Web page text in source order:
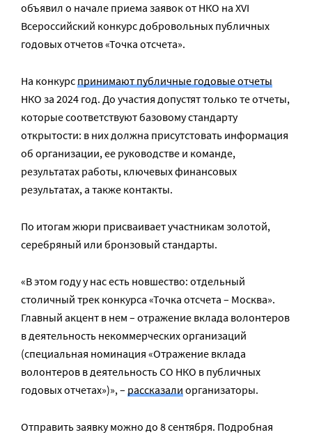
объявил о начале приема заявок от НКО на XVI
Всероссийский конкурс добровольных публичных
годовых отчетов «Точка отсчета».
На конкурспринимают публичные годовые отчеты
НКО за 2024 год. До участия допустят только те отчеты,
которые соответствуют базовому стандарту
открытости: в них должна присутстовать информация
об организации, ее руководстве и команде,
результатах работы, ключевых финансовых
результатах, а также контакты.
По итогам жюри присваивает участникам золотой,
серебряный или бронзовый стандарты.
«В этом году у нас есть новшество: отдельный
столичный трек конкурса «Точка отсчета – Москва».
Главный акцент в нем – отражение вклада волонтеров
в деятельность некоммерческих организаций
(специальная номинация «Отражение вклада
волонтеров в деятельность СО НКО в публичных
годовых отчетах»)», – рассказалиорганизаторы.
Отправить заявку можно до 8 сентября. Подробная